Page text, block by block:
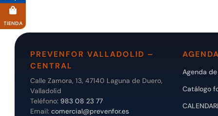
PREVENFOR VALLADOLID –
CENTRAL
Calle Zamora, 13, 47140 Laguna de Duero,
Valladolid
Teléfono: 983 08 23 77
Email: comercial@prevenfor.es
Agenda
Catálogo
TIENDA